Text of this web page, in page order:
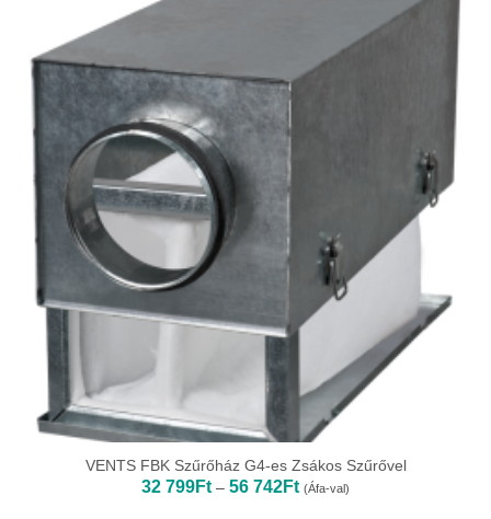
VENTS FBK Szűrőház G4-es Zsákos Szűrővel
32 799Ft – 56 742FtÁrtartomány:
32
(Áfa-val)